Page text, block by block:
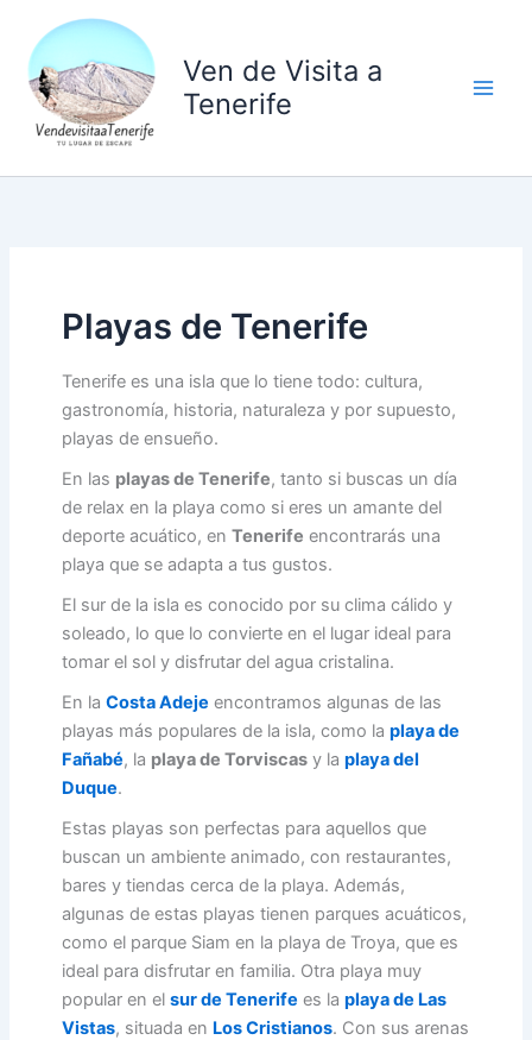
contenido
Ven de Visita a
Tenerife
Playas de Tenerife
Tenerife es una isla que lo tiene todo: cultura,
gastronomía, historia, naturaleza y por supuesto,
playas de ensueño.
En las playas de Tenerife, tanto si buscas un día
de relax en la playa como si eres un amante del
deporte acuático, en Tenerife encontrarás una
playa que se adapta a tus gustos.
El sur de la isla es conocido por su clima cálido y
soleado, lo que lo convierte en el lugar ideal para
tomar el sol y disfrutar del agua cristalina.
En la Costa Adeje encontramos algunas de las
playas más populares de la isla, como la playa de
Fañabé, la playa de Torviscasy la playa del
Duque.
Estas playas son perfectas para aquellos que
buscan un ambiente animado, con restaurantes,
bares y tiendas cerca de la playa. Además,
algunas de estas playas tienen parques acuáticos,
como el parque Siam en la playa de Troya, que es
ideal para disfrutar en familia. Otra playa muy
popular en el sur de Tenerife es la playa de Las
Vistas, situada en Los Cristianos. Con sus arenas